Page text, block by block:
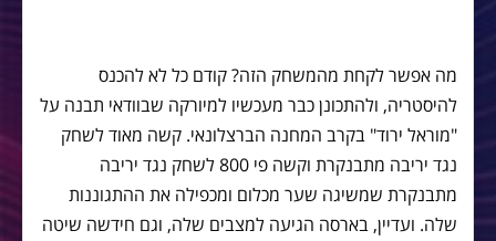
מה אפשר לקחת מהמשחק הזה? קודם כל לא להכנס
להיסטריה, ולהתכונן כבר מעכשיו למיורקה שבוודאי תבנה על
"מוראל ירוד" בקרב המחנה הברצלונאי. קשה מאוד לשחק
נגד יריבה מתבנקרת וקשה פי 800 לשחק נגד יריבה
מתבנקרת שמשיגה שער מכלום ומכפילה את ההתגוננות
שלה. ועדיין, בארסה הגיעה למצבים שלה, וגם חידשה שיטה